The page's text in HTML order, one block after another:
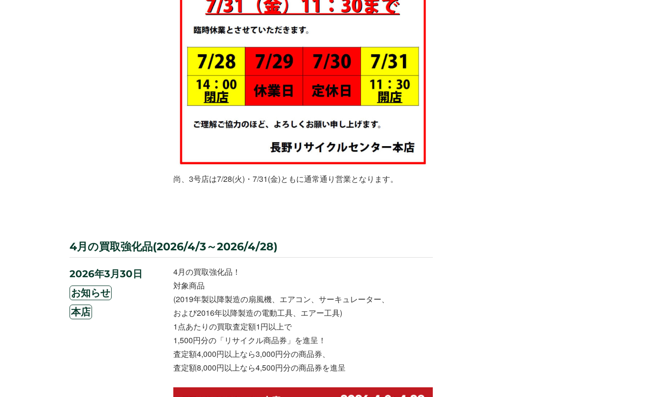
尚、3号店は7/28(火)・7/31(金)ともに通常通り営業となります。
4月の買取強化品(2026/4/3～2026/4/28)
4月の買取強化品！
対象商品
(2019年製以降製造の扇風機、エアコン、サーキュレーター、
および2016年以降製造の電動工具、エアー工具)
1点あたりの買取査定額1円以上で
1,500円分の「リサイクル商品券」を進呈！
査定額4,000円以上なら3,000円分の商品券、
査定額8,000円以上なら4,500円分の商品券を進呈
投
日:
2026年3月30日
カ
テ
ゴ
リ
お知らせ
タ
グ
本店